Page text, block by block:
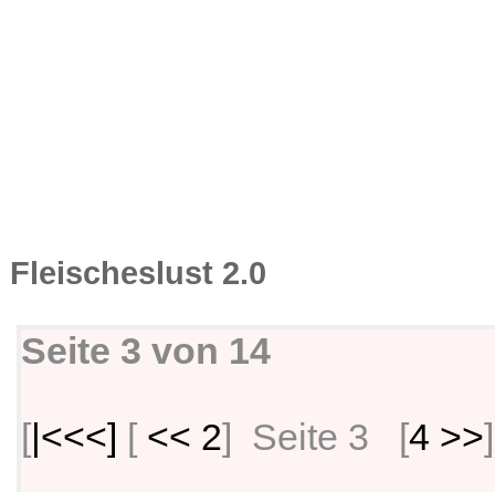
Fleischeslust 2.0
Seite 3 von 14
[|<<<] [ << 2] Seite 3 [4 >>